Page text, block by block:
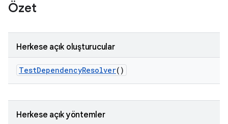
Özet
Herkese açık oluşturucular
TestDependencyResolver()
Herkese açık yöntemler